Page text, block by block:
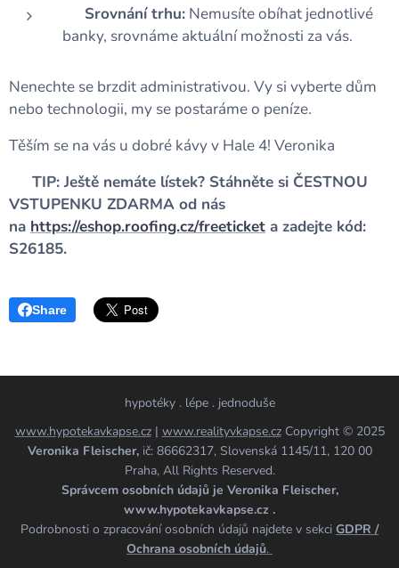
Srovnání trhu: Nemusíte obíhat jednotlivé
banky, srovnáme aktuální možnosti za vás.
Nenechte se brzdit administrativou. Vy si vyberte dům
nebo technologii, my se postaráme o peníze.
Těším se na vás u dobré kávy v Hale 4! Veronika🍀
TIP: Ještě nemáte lístek? Stáhněte si ČESTNOU
VSTUPENKU ZDARMA od nás
na https://eshop.roofing.cz/freeticket a zadejte kód:
S26185.
Share
hypotéky . lépe . jednoduše
www.hypotekavkapse.cz | www.realityvkapse.czCopyright © 2025
Veronika Fleischer, ič: 86662317, Slovenská 1145/11, 120 00
Praha, All Rights Reserved.
Správcem osobních údajů je Veronika Fleischer,
www.hypotekavkapse.cz .
Podrobnosti o zpracování osobních údajů najdete v sekci GDPR /
Ochrana osobních údajů.